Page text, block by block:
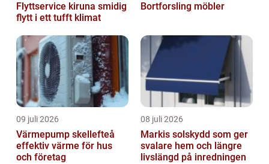
Flyttservice kiruna smidig
flytt i ett tufft klimat
Bortforsling möbler
09 juli 2026
Värmepump skellefteå
effektiv värme för hus
och företag
08 juli 2026
Markis solskydd som ger
svalare hem och längre
livslängd på inredningen